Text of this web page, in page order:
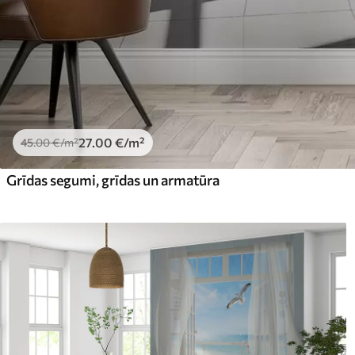
45.00€/m²27 .00 €/m²
Grīdas segumi, grīdas un armatūra